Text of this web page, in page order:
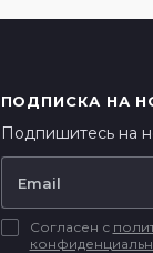
ПОДПИСКА НА
Подпишитесь на
Согласен с